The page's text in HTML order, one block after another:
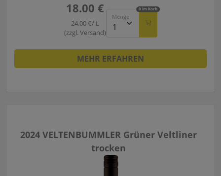
18.00 €
24.00 €/ L
(zzgl. Versand)
Menge:
0 im Korb
MEHR ERFAHREN
2024 VELTENBUMMLER Grüner Veltliner
trocken